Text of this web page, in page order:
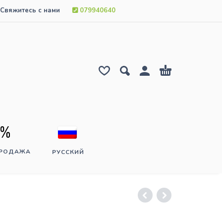
Свяжитесь с нами 079940640
РУССКИЙ